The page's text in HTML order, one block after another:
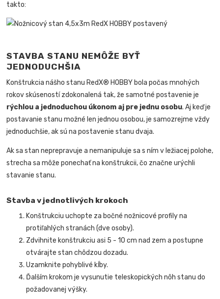
takto:
STAVBA STANU NEMÔŽE BYŤ
JEDNODUCHŠIA
Konštrukcia nášho stanu RedX® HOBBY bola počas mnohých
rokov skúseností zdokonalená tak, že samotné postavenie je
rýchlou a jednoduchou úkonom aj pre jednu osobu. Aj keď je
postavanie stanu možné len jednou osobou, je samozrejme vždy
jednoduchšie, ak sú na postavenie stanu dvaja.
Ak sa stan neprepravuje a nemanipuluje sa s ním v ležiacej polohe,
strecha sa môže ponechať na konštrukcii, čo značne urýchli
stavanie stanu.
Stavba v jednotlivých krokoch
Konštrukciu uchopte za bočné nožnicové profily na
protiľahlých stranách (dve osoby).
Zdvihnite konštrukciu asi 5 - 10 cm nad zem a postupne
otvárajte stan chôdzou dozadu.
Uzamknite pohyblivé kĺby.
Ďalším krokom je vysunutie teleskopických nôh stanu do
požadovanej výšky.